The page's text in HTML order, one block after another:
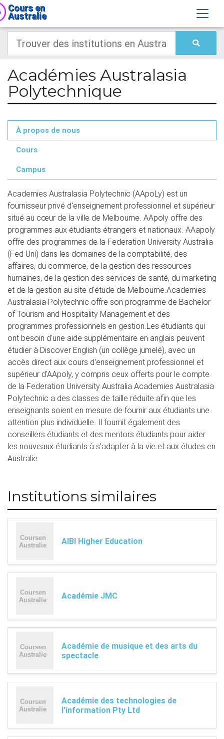
Cours en
Australie
Académies Australasia
Polytechnique
À propos de nous
Cours
Campus
Academies Australasia Polytechnic (AApoLy) est un
fournisseur privé d'enseignement professionnel et supérieur
situé au cœur de la ville de Melbourne. AApoly offre des
programmes aux étudiants étrangers et nationaux. AAapoly
offre des programmes de la Federation University Australia
(Fed Uni) dans les domaines de la comptabilité, des
affaires, du commerce, de la gestion des ressources
humaines, de la gestion des services de santé, du marketing
et de la gestion au site d'étude de Melbourne.Academies
Australasia Polytechnic offre son programme de Bachelor
of Tourism and Hospitality Management et des
programmes professionnels en gestion.Les étudiants qui
ont besoin d'une aide supplémentaire en anglais peuvent
étudier à Discover English (un collège jumelé), avec un
accès direct aux cours d'enseignement professionnel et
supérieur d'AApoly, y compris ceux offerts pour le compte
de la Federation University Australia.Academies Australasia
Polytechnic a des classes de taille réduite afin que les
enseignants soient en mesure de fournir aux étudiants une
attention plus individuelle. Il fournit également des
conseillers étudiants et des mentors étudiants pour aider
les nouveaux étudiants à s'adapter à la vie et aux études en
Australie.
Institutions similaires
AIBI Higher Education
Académie JMC
Académie de musique et des arts du
spectacle
Académie des technologies de
l'information Pty Ltd